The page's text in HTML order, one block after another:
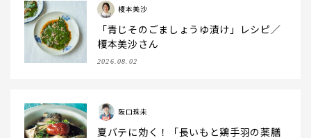
榎本美沙
「青じそのごましょうゆ漬け」レシピ／
榎本美沙さん
2026.08.02
阪口珠未
夏バテに効く！「長いもと鶏手羽の薬膳